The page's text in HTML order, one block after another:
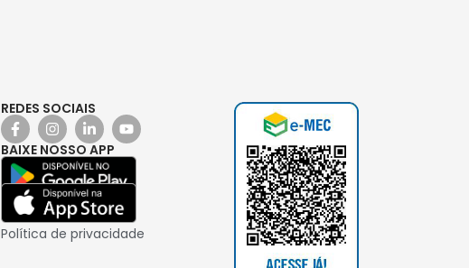
REDES SOCIAIS
BAIXE NOSSO APP
Política de privacidade